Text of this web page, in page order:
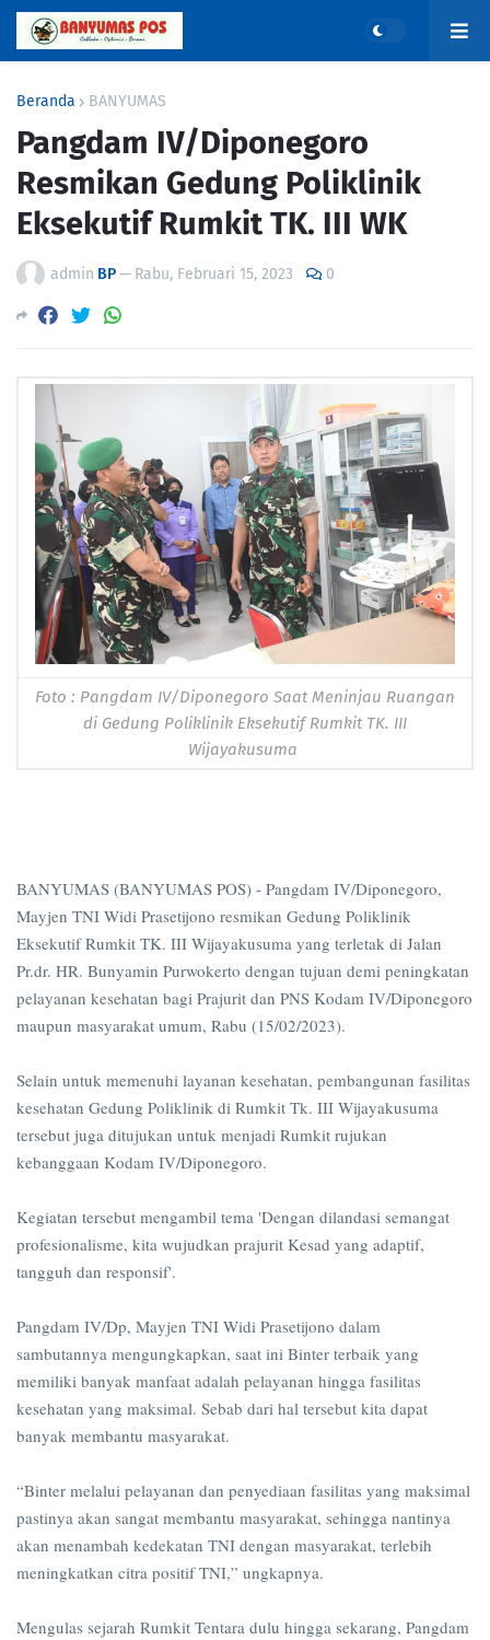
Beranda BANYUMAS
Pangdam IV/Diponegoro
Resmikan Gedung Poliklinik
Eksekutif Rumkit TK. III WK
admin BP— Rabu, Februari 15, 2023 0
Foto : Pangdam IV/Diponegoro Saat Meninjau Ruangan
di Gedung Poliklinik Eksekutif Rumkit TK. III
Wijayakusuma
BANYUMAS (BANYUMAS POS) - Pangdam IV/Diponegoro,
Mayjen TNI Widi Prasetijono resmikan Gedung Poliklinik
Eksekutif Rumkit TK. III Wijayakusuma yang terletak di Jalan
Pr.dr. HR. Bunyamin Purwokerto dengan tujuan demi peningkatan
pelayanan kesehatan bagi Prajurit dan PNS Kodam IV/Diponegoro
maupun masyarakat umum, Rabu (15/02/2023).
Selain untuk memenuhi layanan kesehatan, pembangunan fasilitas
kesehatan Gedung Poliklinik di Rumkit Tk. III Wijayakusuma
tersebut juga ditujukan untuk menjadi Rumkit rujukan
kebanggaan Kodam IV/Diponegoro.
Kegiatan tersebut mengambil tema 'Dengan dilandasi semangat
profesionalisme, kita wujudkan prajurit Kesad yang adaptif,
tangguh dan responsif'.
Pangdam IV/Dp, Mayjen TNI Widi Prasetijono dalam
sambutannya mengungkapkan, saat ini Binter terbaik yang
memiliki banyak manfaat adalah pelayanan hingga fasilitas
kesehatan yang maksimal. Sebab dari hal tersebut kita dapat
banyak membantu masyarakat.
“Binter melalui pelayanan dan penyediaan fasilitas yang maksimal
pastinya akan sangat membantu masyarakat, sehingga nantinya
akan menambah kedekatan TNI dengan masyarakat, terlebih
meningkatkan citra positif TNI,” ungkapnya.
Mengulas sejarah Rumkit Tentara dulu hingga sekarang, Pangdam